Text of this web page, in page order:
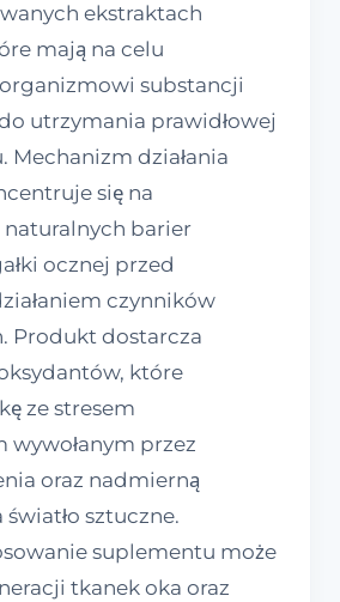
ekstraktach
mają na celu
substancji
utrzymania prawidłowej
Mechanizm działania
się na
barier
ocznej przed
czynników
Produkt dostarcza
które
ze stresem
wywołanym przez
oraz nadmierną
sztuczne.
suplementu może
tkanek oka oraz